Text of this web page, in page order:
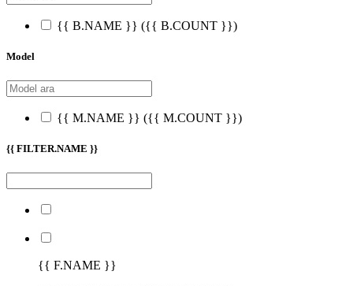
{{ B.NAME }} ({{ B.COUNT }})
Model
{{ M.NAME }} ({{ M.COUNT }})
{{ FILTER.NAME }}
{{ F.NAME }}